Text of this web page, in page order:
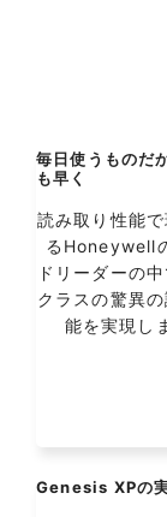
毎日使うものだ
も早く
読み取り性能で
るHoneywell
ドリーダーの
クラスの驚異
能を実現し
Genesis XPの